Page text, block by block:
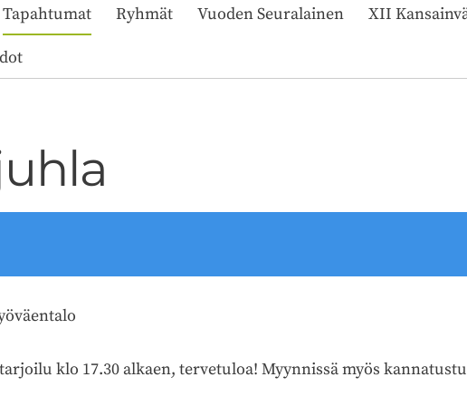
Tapahtumat Ryhmät Vuoden Seuralainen XII
klo 17.30 alkaen, tervetuloa! Myynnissä myös